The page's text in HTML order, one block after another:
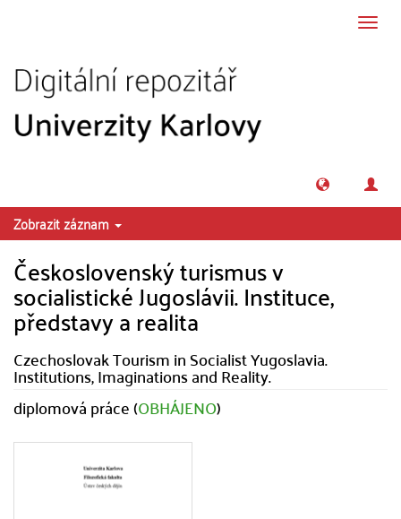
Zobrazit záznam
Československý turismus v
socialistické Jugoslávii. Instituce,
představy a realita
Czechoslovak Tourism in Socialist Yugoslavia.
Institutions, Imaginations and Reality.
diplomová práce (OBHÁJENO)